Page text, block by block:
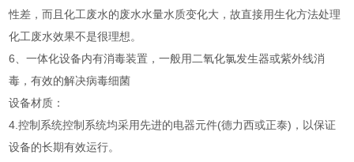
性差，而且化工废水的废水水量水质变化大，故直接用生化方法处理
化工废水效果不是很理想。
6、一体化设备内有消毒装置，一般用二氧化氯发生器或紫外线消
毒，有效的解决病毒细菌
设备材质：
4.控制系统控制系统均采用先进的电器元件(德力西或正泰)，以保证
设备的长期有效运行。